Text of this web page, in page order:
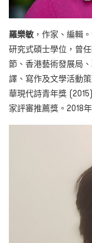
羅樂敏 ，作家、編輯
研究式碩士學位，曾
節、香港藝術發展局
譯、寫作及文學活動
華現代詩青年獎
家評審推薦獎。2018